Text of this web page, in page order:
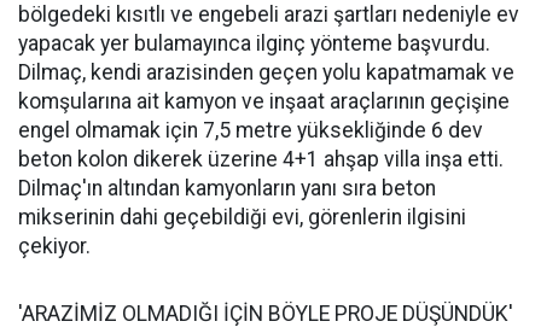
bölgedeki kısıtlı ve engebeli arazi şartları nedeniyle ev
yapacak yer bulamayınca ilginç yönteme başvurdu.
Dilmaç, kendi arazisinden geçen yolu kapatmamak ve
komşularına ait kamyon ve inşaat araçlarının geçişine
engel olmamak için 7,5 metre yüksekliğinde 6 dev
beton kolon dikerek üzerine 4+1 ahşap villa inşa etti.
Dilmaç'ın altından kamyonların yanı sıra beton
mikserinin dahi geçebildiği evi, görenlerin ilgisini
çekiyor.
'ARAZİMİZ OLMADIĞI İÇİN BÖYLE PROJE DÜŞÜNDÜK'